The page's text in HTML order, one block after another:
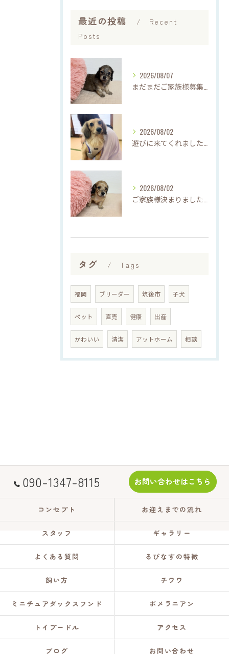
最近の投稿
Recent
Posts
2026/08/07
まだまだご家族様募集中です(*'▽'*)
2026/08/02
遊びに来てくれました♡(о´∀`о)
2026/08/02
ご家族様決まりました♡♪
タグ Tags
福岡 ブリーダー 筑後市 子犬
ペット 直売 健康 出産
かわいい 清潔 アットホーム 相談
090-1347-8115 お問い合わせはこちら
コンセプト お迎えまでの流れ
スタッフ ギャラリー
よくある質問 るぴなすの特徴
飼い方 チワワ
ミニチュアダックスフンド ポメラニアン
トイプードル アクセス
ブログ お問い合わせ